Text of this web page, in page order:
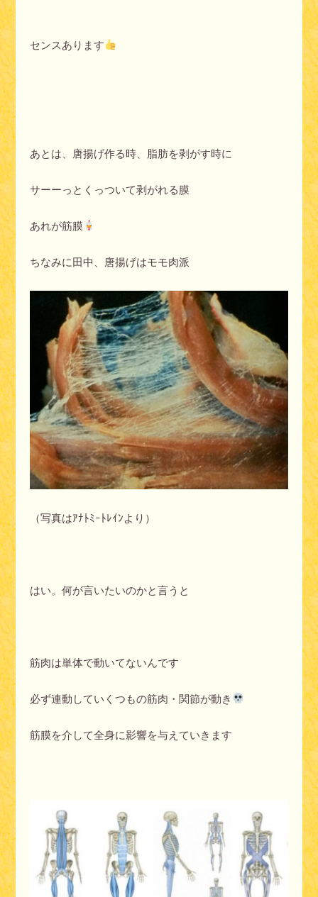
センスあります
あとは、唐揚げ作る時、脂肪を剥がす時に
サーーっとくっついて剥がれる膜
あれが筋膜
ちなみに田中、唐揚げはモモ肉派
（写真はｱﾅﾄﾐｰﾄﾚｲﾝより）
はい。何が言いたいのかと言うと
筋肉は単体で動いてないんです
必ず連動していくつもの筋肉・関節が動き
筋膜を介して全身に影響を与えていきます